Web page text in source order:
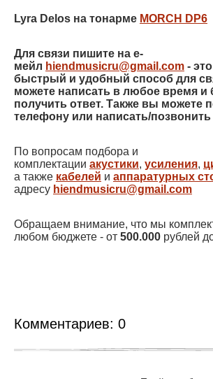
Lyra Delos на тонарме MORCH DP6
Для связи пишите на e-
мейл hiendmusicru@gmail.com - это
быстрый и удобный способ для
можете написать в любое время и
получить ответ. Также вы можете
телефону или написать/
По вопросам подбора и
комплектации акустики, усиления,
а также кабелей и аппаратурных
адресу hiendmusicru@gmail.com
Обращаем внимание, что мы
любом бюджете - от 500.000 рублей
Комментариев: 0